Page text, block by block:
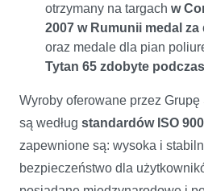
otrzymany na targach w
2007 w Rumunii medal
oraz medale dla pian
Tytan 65 zdobyte
Wyroby oferowane przez
są według standardów ISO
zapewnione są: wysoka i
bezpieczeństwo dla